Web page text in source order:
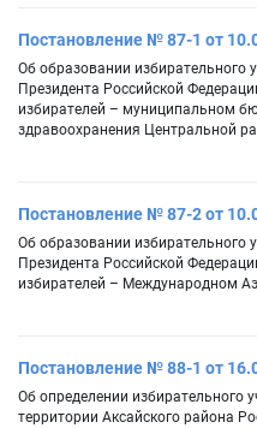
Постановление № 87-1 от
Об образовании
Президента Российской
избирателей – муниципальном
здравоохранения Центральной
Постановление № 87-2 от
Об образовании
Президента Российской
избирателей – Международном
Постановление № 88-1 от
Об определении избирательного
территории Аксайского района